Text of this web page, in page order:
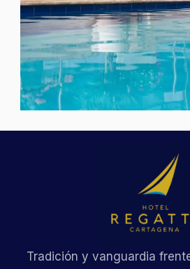
Tradición y vanguardia